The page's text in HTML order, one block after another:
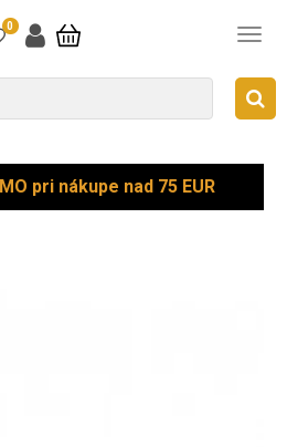
0
pri nákupe nad 75 EUR